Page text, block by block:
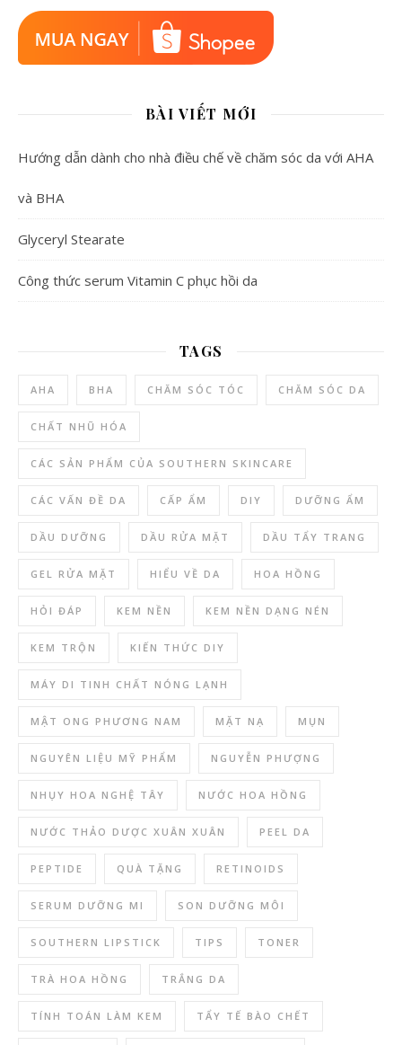
BÀI VIẾT MỚI
Hướng dẫn dành cho nhà điều chế về chăm sóc da với AHA
và BHA
Glyceryl Stearate
Công thức serum Vitamin C phục hồi da
TAGS
AHA BHA CHĂM SÓC TÓC CHĂM SÓC DA
CHẤT NHŨ HÓA
CÁC SẢN PHẨM CỦA SOUTHERN SKINCARE
CÁC VẤN ĐỀ DA CẤP ẨM DIY DƯỠNG ẨM
DẦU DƯỠNG DẦU RỬA MẶT DẦU TẨY TRANG
GEL RỬA MẶT HIỂU VỀ DA HOA HỒNG
HỎI ĐÁP KEM NỀN KEM NỀN DẠNG NÉN
KEM TRỘN KIẾN THỨC DIY
MÁY DI TINH CHẤT NÓNG LẠNH
MẬT ONG PHƯƠNG NAM MẶT NẠ MỤN
NGUYÊN LIỆU MỸ PHẨM NGUYỄN PHƯỢNG
NHỤY HOA NGHỆ TÂY NƯỚC HOA HỒNG
NƯỚC THẢO DƯỢC XUÂN XUÂN PEEL DA
PEPTIDE QUÀ TẶNG RETINOIDS
SERUM DƯỠNG MI SON DƯỠNG MÔI
SOUTHERN LIPSTICK TIPS TONER
TRÀ HOA HỒNG TRẮNG DA
TÍNH TOÁN LÀM KEM TẨY TẾ BÀO CHẾT